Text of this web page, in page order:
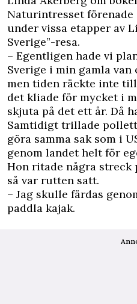
Naturintresset förenade
under vissa etapper av
Sverige”-resa.
– Egentligen hade vi
Sverige i min gamla van
men tiden räckte inte
det kliade för mycket i
skjuta på det ett år. Då
Samtidigt trillade
göra samma sak som i
genom landet helt för
Hon ritade några streck
så var rutten satt.
– Jag skulle färdas
paddla kajak.